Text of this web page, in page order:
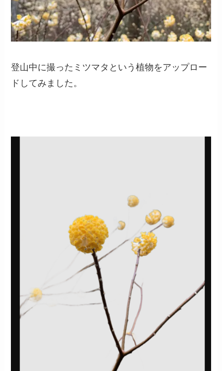
登山中に撮ったミツマタという植物をアップロー
ドしてみました。